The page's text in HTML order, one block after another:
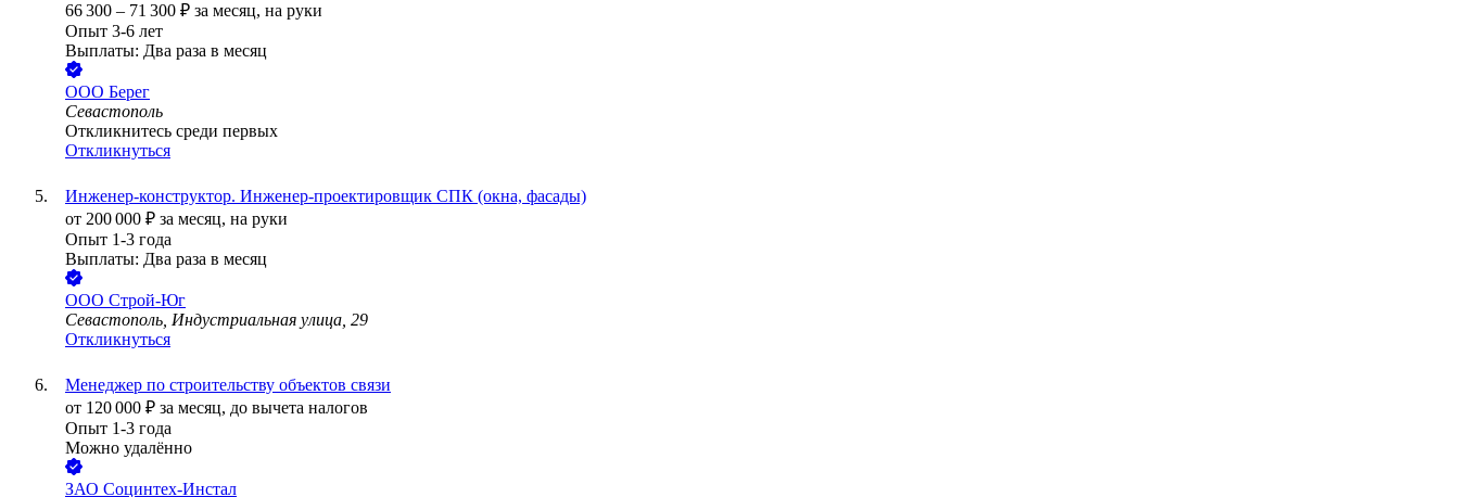
66 300 – 71 300 ₽ за месяц, на руки
Опыт 3-6 лет
Выплаты: Два раза в месяц
ООО Берег
Севастополь
Откликнитесь среди первых
Откликнуться
Инженер-конструктор. Инженер-проектировщик СПК (окна, фасады)
от 200 000 ₽ за месяц, на руки
Опыт 1-3 года
Выплаты: Два раза в месяц
ООО Строй-Юг
Севастополь, Индустриальная улица, 29
Откликнуться
Менеджер по строительству объектов связи
от 120 000 ₽ за месяц, до вычета налогов
Опыт 1-3 года
Можно удалённо
ЗАО Социнтех-Инстал